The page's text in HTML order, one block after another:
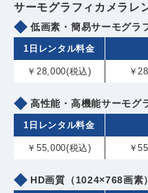
サーモグラフィカメラレ
低画素・簡易サーモグラ
1日レンタル料金
￥28,000(税込) ￥
高性能・高機能サーモグ
1日レンタル料金
￥55,000(税込) ￥
HD画質（1024×768画素